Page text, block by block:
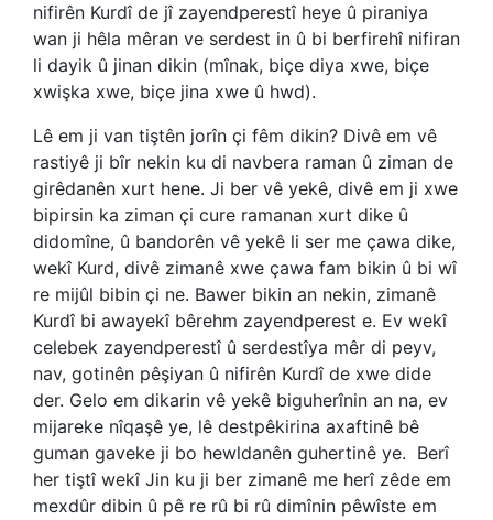
nifirên Kurdî de jî zayendperestî heye û piraniya
wan ji hêla mêran ve serdest in û bi berfirehî nifiran
li dayik û jinan dikin (mînak, biçe diya xwe, biçe
xwişka xwe, biçe jina xwe û hwd).
Lê em ji van tiştên jorîn çi fêm dikin? Divê em vê
rastiyê ji bîr nekin ku di navbera raman û ziman de
girêdanên xurt hene. Ji ber vê yekê, divê em ji xwe
bipirsin ka ziman çi cure ramanan xurt dike û
didomîne, û bandorên vê yekê li ser me çawa dike,
wekî Kurd, divê zimanê xwe çawa fam bikin û bi wî
re mijûl bibin çi ne. Bawer bikin an nekin, zimanê
Kurdî bi awayekî bêrehm zayendperest e. Ev wekî
celebek zayendperestî û serdestîya mêr di peyv,
nav, gotinên pêşiyan û nifirên Kurdî de xwe dide
der. Gelo em dikarin vê yekê biguherînin an na, ev
mijareke nîqaşê ye, lê destpêkirina axaftinê bê
guman gaveke ji bo hewldanên guhertinê ye. Berî
her tiştî wekî Jin ku ji ber zimanê me herî zêde em
mexdûr dibin û pê re rû bi rû dimînin pêwîste em